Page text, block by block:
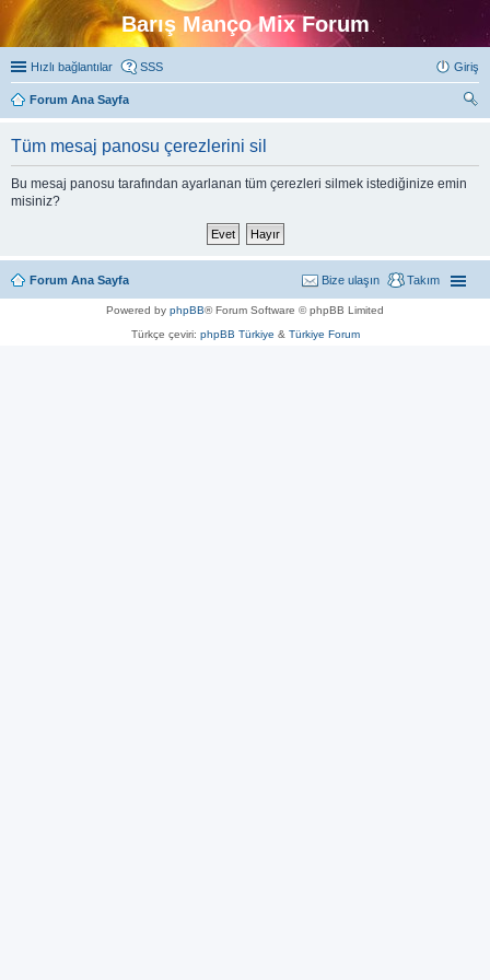
Barış Manço Mix Forum
Hızlı bağlantılar SSS Giriş
Forum Ana Sayfa
Tüm mesaj panosu çerezlerini sil
Bu mesaj panosu tarafından ayarlanan tüm çerezleri silmek istediğinize emin
misiniz?
Forum Ana Sayfa Takım
Bize ulaşın
Powered by phpBB® Forum Software © phpBB Limited
Türkçe çeviri: phpBB Türkiye & Türkiye Forum